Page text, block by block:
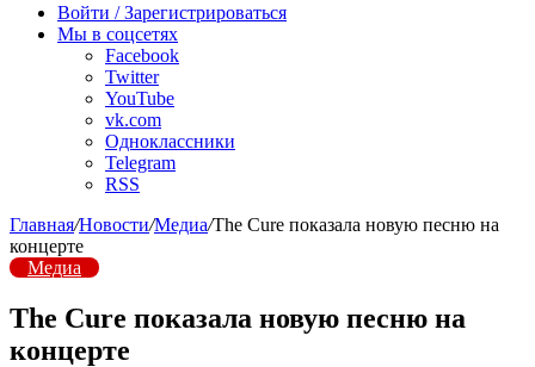
радио
Войти / Зарегистрироваться
Мы в соцсетях
Facebook
Twitter
YouTube
vk.com
Одноклассники
Telegram
RSS
Главная/Новости/Медиа/The Cure показала новую песню на
концерте
Медиа
The Cure показала новую песню на
концерте